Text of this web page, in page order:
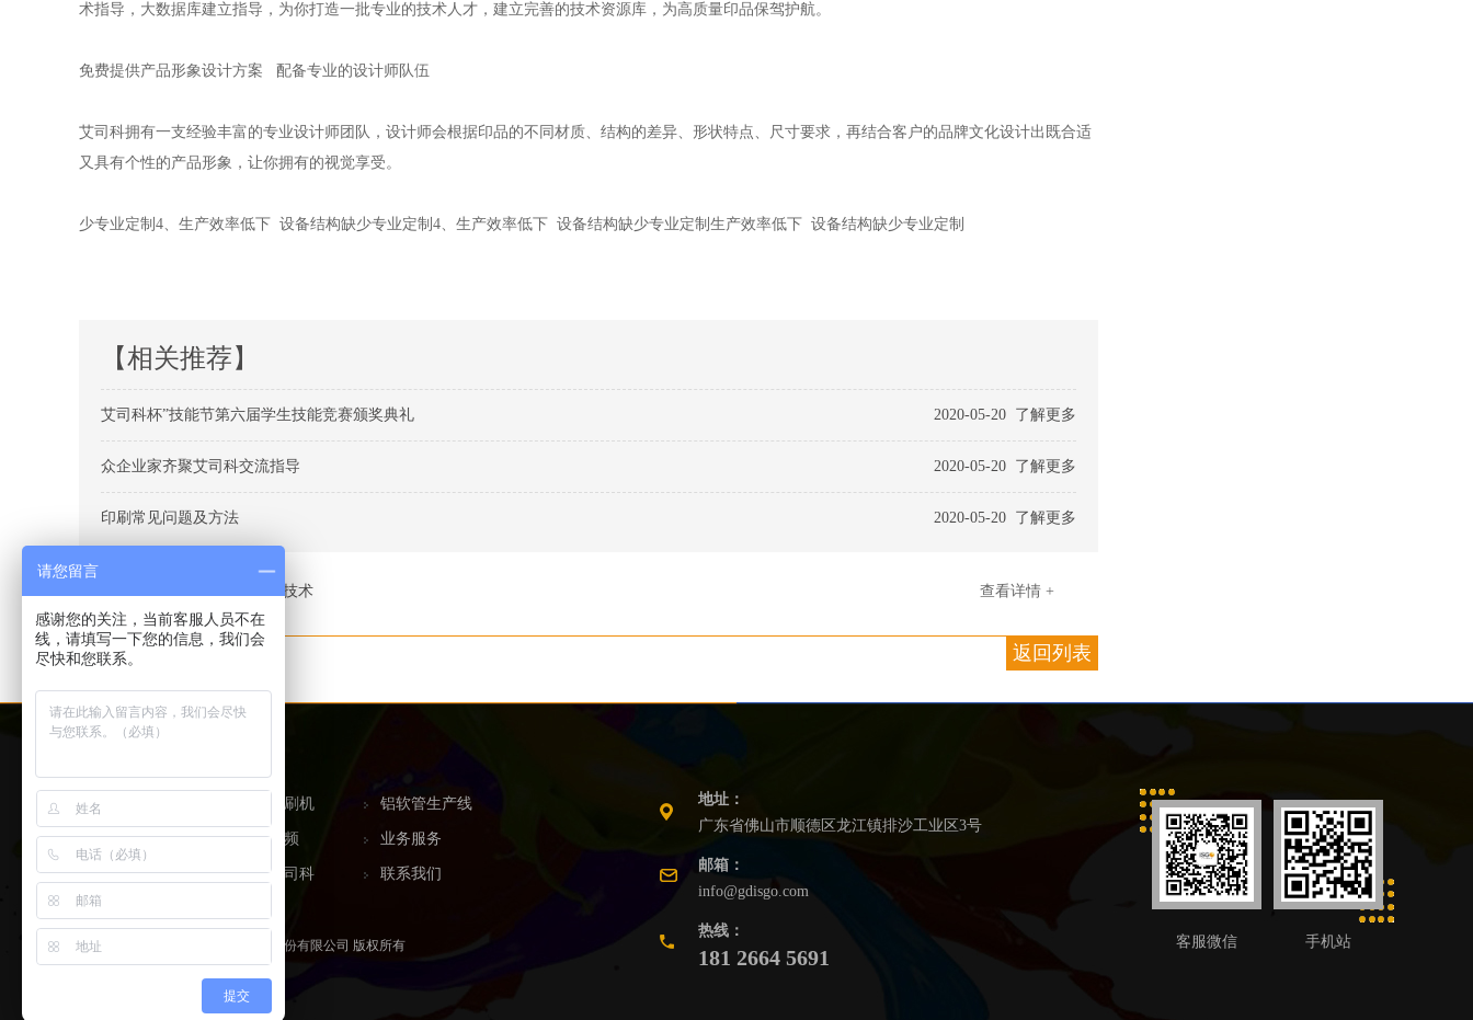
术指导，大数据库建立指导，为你打造一批专业的技术人才，建立完善的技术资源库，为高质量印品保驾护航。
免费提供产品形象设计方案 配备专业的设计师队伍
艾司科拥有一支经验丰富的专业设计师团队，设计师会根据印品的不同材质、结构的差异、形状特点、尺寸要求，再结合客户的品牌文化设计出既合适
又具有个性的产品形象，让你拥有的视觉享受。
少专业定制4、生产效率低下 设备结构缺少专业定制4、生产效率低下 设备结构缺少专业定制生产效率低下 设备结构缺少专业定制
【相关推荐】
2020-05-20 了解更多
艾司科杯”技能节第六届学生技能竞赛颁奖典礼
2020-05-20 了解更多
众企业家齐聚艾司科交流指导
2020-05-20 了解更多
印刷常见问题及方法
查看详情 +
柔性版材印刷工艺技术
返回列表
本文标签：
网站首页 软管印刷机 铝软管生产线
产品中心 曲印视频 业务服务
印刷百科 走进艾司科 联系我们
© 2020-2022 广东顺德艾司科科技股份有限公司 版权所有
备案号：粤ICP备2024166410号
地址：
广东省佛山市顺德区龙江镇排沙工业区3号
邮箱：
info@gdisgo.com
热线：
181 2664 5691
客服微信 手机站
请您留言
感谢您的关注，当前客服人员不在
线，请填写一下您的信息，我们会
尽快和您联系。
提交